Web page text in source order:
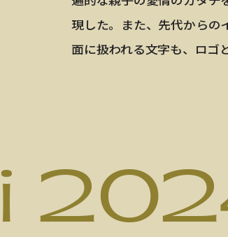
現した。また、先代からの
面に扱われる文字も、ロゴ